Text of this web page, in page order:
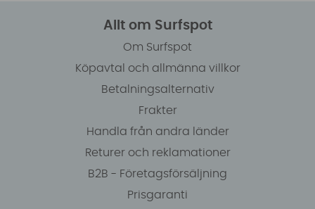
Allt om Surfspot
Om Surfspot
Köpavtal och allmänna villkor
Betalningsalternativ
Frakter
Handla från andra länder
Returer och reklamationer
B2B - Företagsförsäljning
Prisgaranti